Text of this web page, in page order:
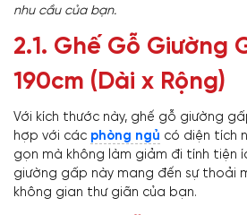
nhu cầu của bạn.
2.1. Ghế Gỗ Giường
190cm (Dài x Rộng)
Với kích thước này, ghế gỗ giường
hợp với các phòng ngủ có diện tích
gọn mà không làm giảm đi tính tiện
giường gấp này mang đến sự thoải
không gian thư giãn của bạn.